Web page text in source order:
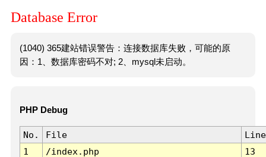
Database Error
(1040) 365建站错误警告：连接数据库失败，可能的原
因：1、数据库密码不对; 2、mysql未启动。
PHP Debug
No. File
Line
1
/index.php 13